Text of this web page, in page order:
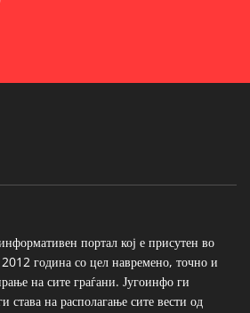
портал кој е присутен во
година со цел навремено, точно и
на сите граѓани. Југоинфо ги
става на располагање сите вести од